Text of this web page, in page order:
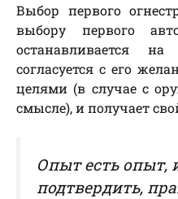
Выбор первого
выбору первого
останавливается
согласуется с его
целями (в случае с
смысле), и получает
Опыт есть опыт,
подтвердить,